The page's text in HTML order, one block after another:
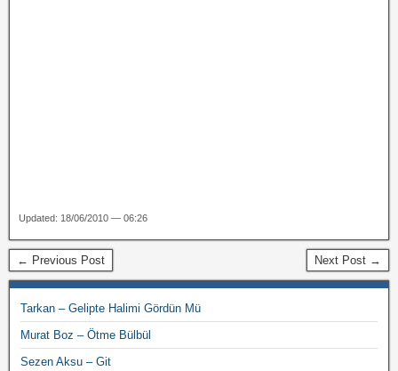
Updated: 18/06/2010 — 06:26
← Previous Post Next Post →
Tarkan – Gelipte Halimi Gördün Mü
Murat Boz – Ötme Bülbül
Sezen Aksu – Git